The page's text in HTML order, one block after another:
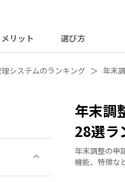
リット 選び方
理システムのランキング 年末
年末調
28選ラ
年末調整の申
機能、特徴な